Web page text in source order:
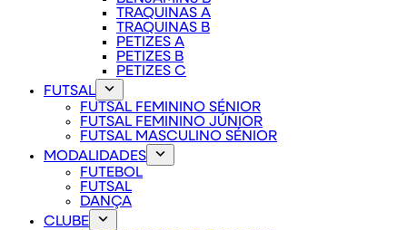
TRAQUINAS A
TRAQUINAS B
PETIZES A
PETIZES B
PETIZES C
FUTSAL
FUTSAL FEMININO SÉNIOR
FUTSAL FEMININO JÚNIOR
FUTSAL MASCULINO SÉNIOR
MODALIDADES
FUTEBOL
FUTSAL
DANÇA
CLUBE